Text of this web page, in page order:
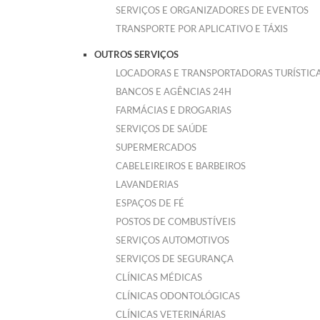
SERVIÇOS E ORGANIZADORES DE EVENTOS
TRANSPORTE POR APLICATIVO E TÁXIS
OUTROS SERVIÇOS
LOCADORAS E TRANSPORTADORAS
BANCOS E AGÊNCIAS 24H
FARMÁCIAS E DROGARIAS
SERVIÇOS DE SAÚDE
SUPERMERCADOS
CABELEIREIROS E BARBEIROS
LAVANDERIAS
ESPAÇOS DE FÉ
POSTOS DE COMBUSTÍVEIS
SERVIÇOS AUTOMOTIVOS
SERVIÇOS DE SEGURANÇA
CLÍNICAS MÉDICAS
CLÍNICAS ODONTOLÓGICAS
CLÍNICAS VETERINÁRIAS